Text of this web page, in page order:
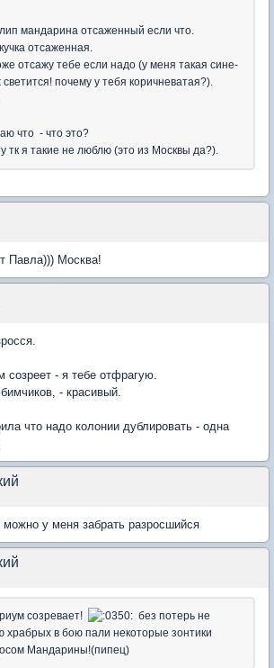
мандарина отсаженный если что.
отсаженная.
отсажу тебе если надо (у меня такая сине-
почему у тебя коричневатая?).
что - что это?
тк я такие не люблю (это из Москвы да?).
Павла))) Москва!
созреет - я тебе отфрагую.
- красивый.
что надо колонии дублировать - одна
можно у меня забрать разросшийся
созревает!
без потерь не
в бою пали некоторые зонтики
Мандарины!(пипец)